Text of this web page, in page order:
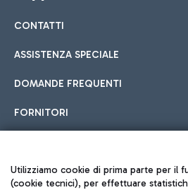
Cucina Internazionale
Hotel in aeroporto
Scegli l'alloggio più adatto e
all'aeroporto.
Car sharing
Con il Car Sharing è ancora più
CONTATTI
ASSISTENZA SPECIALE
DOMANDE FREQUENTI
FORNITORI
Seguici sui social
Utilizziamo cookie di prima parte per il
(cookie tecnici), per effettuare